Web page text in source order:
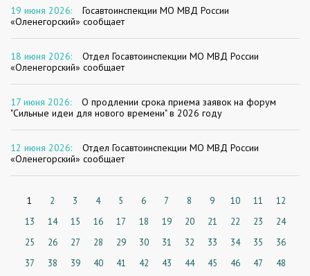
19 июня 2026:
Госавтоинспекции МО МВД России
«Оленегорский» сообщает
18 июня 2026:
Отдел Госавтоинспекции МО МВД России
«Оленегорский» сообщает
17 июня 2026:
О продлении срока приема заявок на форум
"Сильные идеи для нового времени" в 2026 году
12 июня 2026:
Отдел Госавтоинспекции МО МВД России
«Оленегорский» сообщает
1 2 3 4 5 6 7 8 9 10 11
12
13
14 15 16 17 18 19 20 21 22 23
24
25
26 27 28 29 30 31 32 33 34 35
36
37
38 39 40 41 42 43 44 45 46 47
48